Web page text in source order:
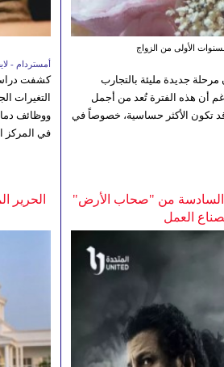
أمستردام -
كشفت
التغيرات
ووظائف
في المركز
الأولى من الزواج
مرحلة جديدة مليئة بالتجارب
أن هذه الفترة تُعد من أجمل
تكون الأكثر حساسية، خصوصاً في
الحرير
السادسة من "صحاب الأرض"
العمل